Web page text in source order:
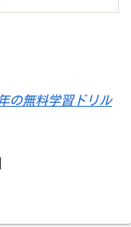
の無料学習ドリル